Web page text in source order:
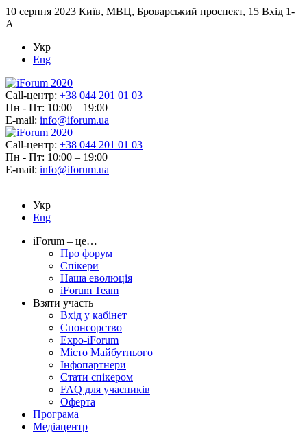
10 серпня 2023 Київ, МВЦ, Броварський проспект, 15 Вхід 1-
А
Укр
Eng
Call-центр: +38 044 201 01 03
Пн - Пт: 10:00 – 19:00
E-mail: info@iforum.ua
Call-центр: +38 044 201 01 03
Пн - Пт: 10:00 – 19:00
E-mail: info@iforum.ua
Укр
Eng
iForum – це…
Про форум
Спікери
Наша еволюція
iForum Team
Взяти участь
Вхід у кабінет
Спонсорство
Expo-iForum
Місто Майбутнього
Інфопартнери
Стати спікером
FAQ для учасників
Оферта
Програма
Медіацентр